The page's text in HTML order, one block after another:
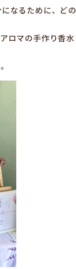
なるために、どの
ロマの手作り香水